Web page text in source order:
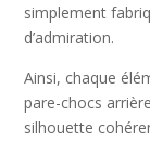
simplement
d’admiration.
Ainsi, chaque
pare-chocs
silhouette